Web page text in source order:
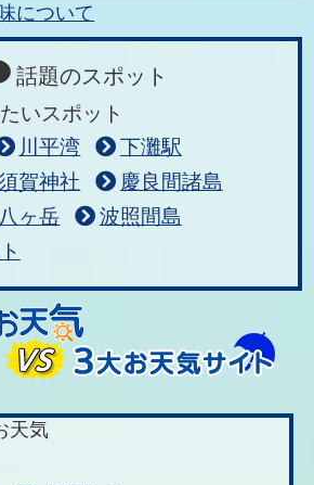
について
話題のスポット
いスポット
川平湾
下灘駅
須賀神社
慶良間諸島
八ヶ岳
波照間島
天気